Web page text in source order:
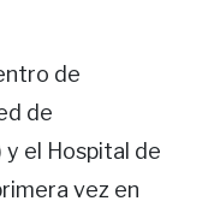
de
de
y el Hospital de
vez en